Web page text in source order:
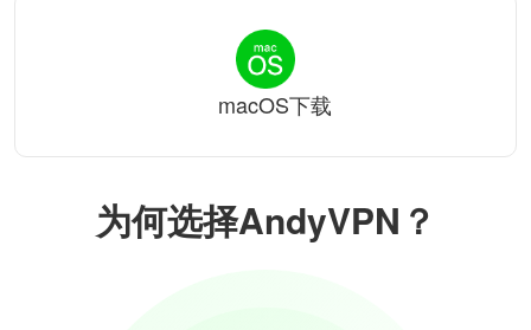
为何选择AndyVPN？
macOS下载